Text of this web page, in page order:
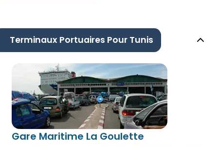
Terminaux Portuaires Pour Tunis
Gare Maritime La Goulette